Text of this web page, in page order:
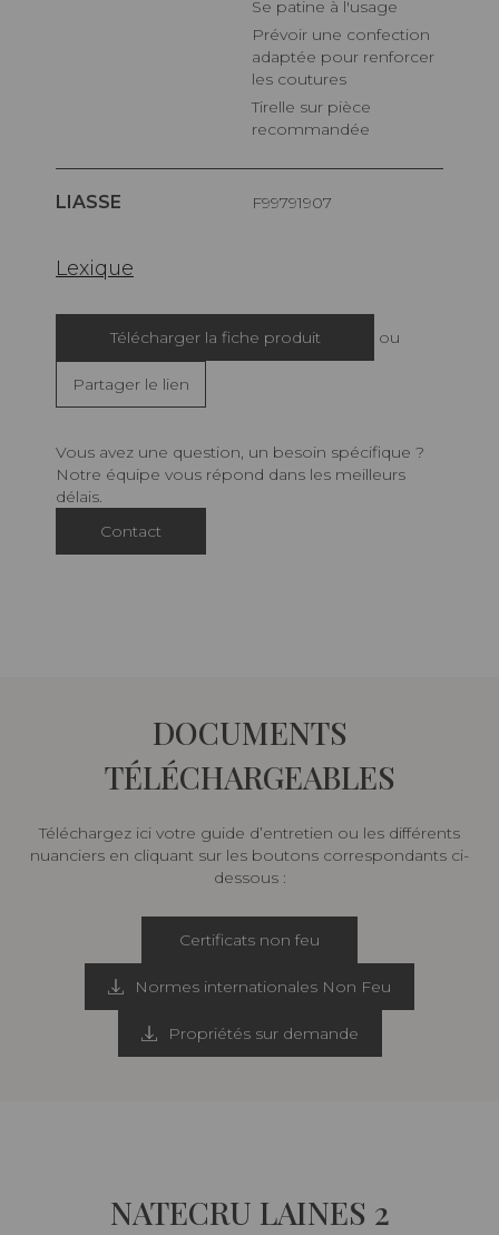
Se patine à l'usage
Prévoir une confection
adaptée pour renforcer
les coutures
Tirelle sur pièce
recommandée
LIASSE F99791907
Lexique
Télécharger la fiche produit ou
Partager le lien
Vous avez une question, un besoin spécifique ?
Notre équipe vous répond dans les meilleurs
délais.
Contact
DOCUMENTS
TÉLÉCHARGEABLES
Téléchargez ici votre guide d’entretien ou les différents
nuanciers en cliquant sur les boutons correspondants ci-
dessous :
Certificats non feu
Normes internationales Non Feu
Propriétés sur demande
NATECRU LAINES 2